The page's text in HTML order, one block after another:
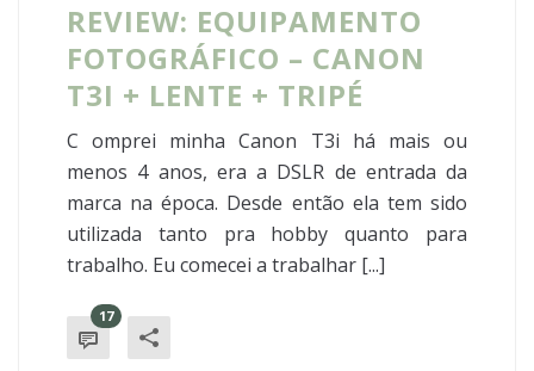
REVIEW: EQUIPAMENTO
FOTOGRÁFICO – CANON
T3I + LENTE + TRIPÉ
C omprei minha Canon T3i há mais ou
menos 4 anos, era a DSLR de entrada da
marca na época. Desde então ela tem sido
utilizada tanto pra hobby quanto para
trabalho. Eu comecei a trabalhar [...]
17